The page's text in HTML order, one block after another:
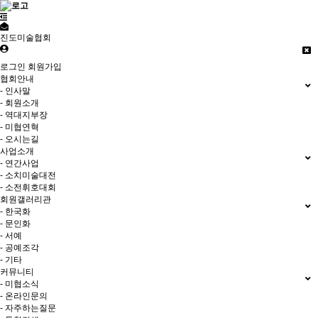
진도미술협회
로그인 회원가입
협회안내
- 인사말
- 회원소개
- 역대지부장
- 미협연혁
- 오시는길
사업소개
- 연간사업
- 소치미술대전
- 소전휘호대회
회원갤러리관
- 한국화
- 문인화
- 서예
- 공예조각
- 기타
커뮤니티
- 미협소식
- 온라인문의
- 자주하는질문